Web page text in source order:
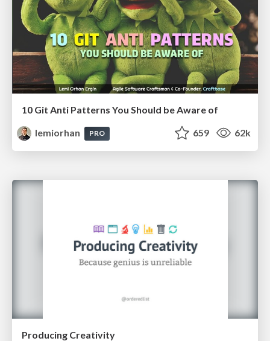
10 Git Anti Patterns You Should be Aware of
lemiorhan
PRO 659 62k
Producing Creativity